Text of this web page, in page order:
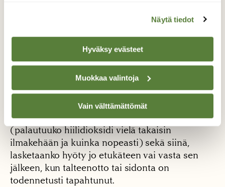
Näytä tiedot
Hyväksy evästeet
Muokkaa valintoja
Vain välttämättömät
päästöjen hyvittäminen on toki parempi
Periaatteessa päästökompensointi on melko
yksinkertainen asia, mutta hiilidioksidin
sitominen tai poistaminen ilmakehästä voidaan
toteuttaa monin erilaisin tavoin. Menetelmien
osalta eroja on erityisesti hiilidioksidin
sitomisen ja talteenoton pysyvyydessä
(palautuuko hiilidioksidi vielä takaisin
ilmakehään ja kuinka nopeasti) sekä siinä,
lasketaanko hyöty jo etukäteen vai vasta sen
jälkeen, kun talteenotto tai sidonta on
todennetusti tapahtunut.